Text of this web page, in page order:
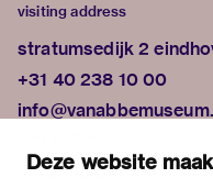
Deze website
visiting address
stratumsedijk 2
+31 40 238 10 00
exhibitions